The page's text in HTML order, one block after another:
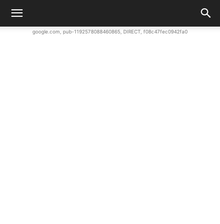
google.com, pub-1192578088460865, DIRECT, f08c47fec0942fa0